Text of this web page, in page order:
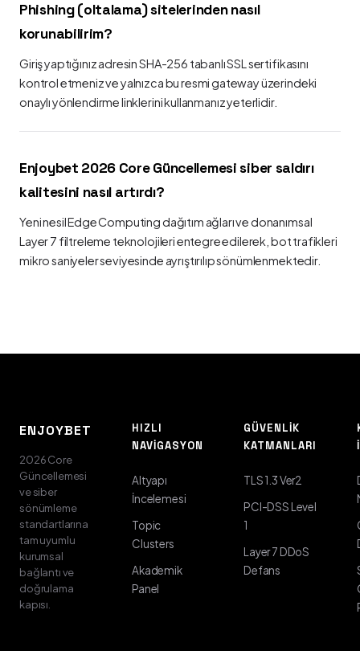
Phishing (oltalama) sitelerinden nasıl
korunabilirim?
Giriş yaptığınız adresin SHA-256 tabanlı SSL sertifikasını
kontrol etmeniz ve yalnızca bu resmi gateway üzerindeki
onaylı yönlendirme linklerini kullanmanız yeterlidir.
Enjoybet 2026 Core Güncellemesi siber saldırı
kalitesini nasıl artırdı?
Yeni nesil Edge Computing dağıtım ağları ve donanımsal
Layer 7 filtreleme teknolojileri entegre edilerek, bot trafikleri
mikro saniyeler seviyesinde ayrıştırılıp sönümlenmektedir.
ENJOYBET
2026 Core
Güncellemesi
ve siber
sönümleme
standartlarına
tam uyumlu
kurumsal
bağlantı ve
doğrulama
kapısı.
HIZLI
NAVIGASYON
Altyapı
İncelemesi
Topic
Clusters
Akademik
Panel
GÜVENLIK
KATMANLARI
TLS 1.3 Ver2
PCI-DSS Level
1
Layer 7 DDoS
Defans